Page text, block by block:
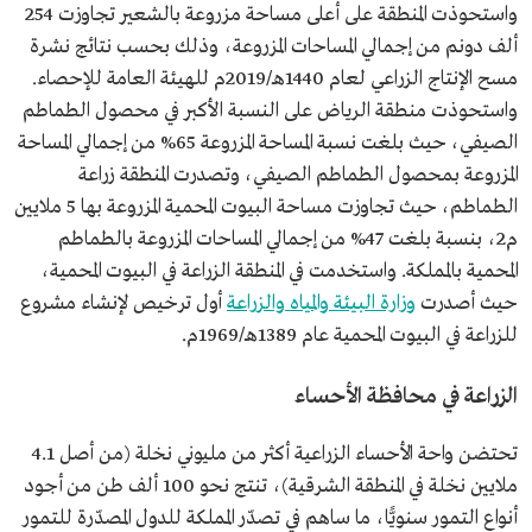
واستحوذت المنطقة على أعلى مساحة مزروعة بالشعير تجاوزت 254
ألف دونم من إجمالي المساحات المزروعة، وذلك بحسب نتائج نشرة
مسح الإنتاج الزراعي لعام 1440هـ/2019م للهيئة العامة للإحصاء.
واستحوذت منطقة الرياض على النسبة الأكبر في محصول الطماطم
الصيفي، حيث بلغت نسبة المساحة المزروعة 65% من إجمالي المساحة
المزروعة بمحصول الطماطم الصيفي، وتصدرت المنطقة زراعة
الطماطم، حيث تجاوزت مساحة البيوت المحمية المزروعة بها 5 ملايين
م2، بنسبة بلغت 47% من إجمالي المساحات المزروعة بالطماطم
المحمية بالمملكة. واستخدمت في المنطقة الزراعة في البيوت المحمية،
حيث أصدرت وزارة البيئة والمياه والزراعةأول ترخيص لإنشاء مشروع
للزراعة في البيوت المحمية عام 1389هـ/1969م.
الزراعة في محافظة الأحساء
تحتضن واحة الأحساء الزراعية أكثر من مليوني نخلة (من أصل 4.1
ملايين نخلة في المنطقة الشرقية)، تنتج نحو 100 ألف طن من أجود
أنواع التمور سنويًّا، ما ساهم في تصدّر المملكة للدول المصدّرة للتمور